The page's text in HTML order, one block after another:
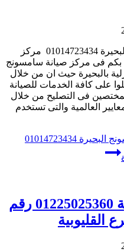
رقم تليفون مركز صيانة سامسونج البحيرة 01014723434 مركز
بكم فى مركز صيانة سامسونج
بالبحيرة حيث ان من خلال
على كافة الخدمات للصيانة
فى التصليح من خلال
العالمية والتى تستخدم
رقم تليفون صيانة سامسونج البحيرة 01014723434
صيانة سامسونج القليوبية 01225025360 رقم
القليوبية